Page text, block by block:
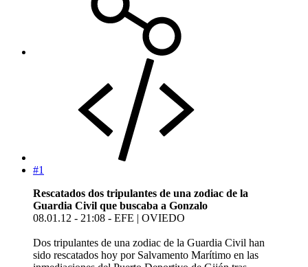
#1
Rescatados dos tripulantes de una zodiac de la
Guardia Civil que buscaba a Gonzalo
08.01.12 - 21:08 - EFE | OVIEDO
Dos tripulantes de una zodiac de la Guardia Civil han
sido rescatados hoy por Salvamento Marítimo en las